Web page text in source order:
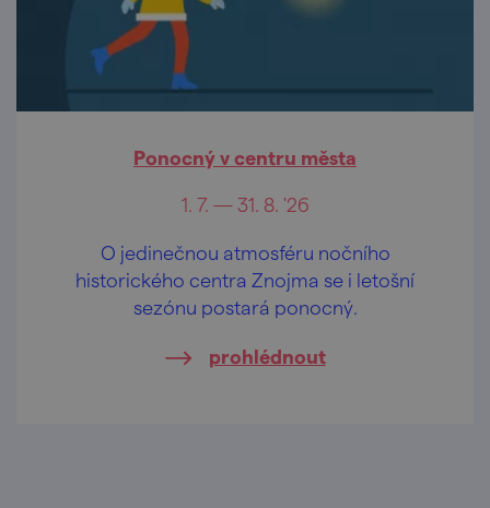
Ponocný v centru města
1. 7. — 31. 8. '26
O jedinečnou atmosféru nočního
historického centra Znojma se i letošní
sezónu postará ponocný.
prohlédnout